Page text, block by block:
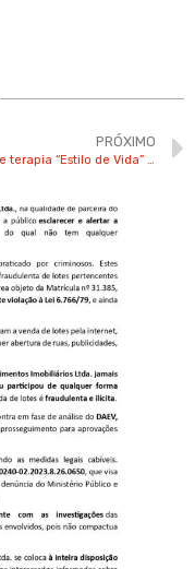
PRÓXIMO
Grupo de terapia “Estilo de Vida” comemorou o dia das mulheres nesta 4ª na UBS Paraíso